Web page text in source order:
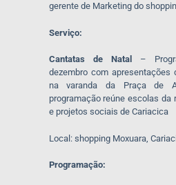
gerente de Marketing do
Serviço:
Cantatas de Natal
–
dezembro com apresentações
na varanda da Praça de
programação reúne escolas da
e projetos sociais de Cariacica
Local: shopping Moxuara,
Programação: